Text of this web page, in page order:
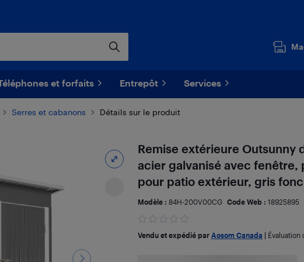
et forfaits Entrepôt Services
Serres et cabanons Détails sur le produit
Remise extérieure Outsunny
acier galvanisé avec
pour patio extérieur, gris
Modèle : 84H-200V00CG Code Web : 18925895
Vendu et expédié par Aosom Canada Évaluation